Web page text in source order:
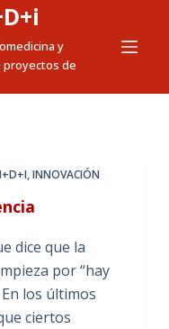
y
proyectos de
I+D+I,INNOVACIÓN
dice que la
por “hay
los últimos
ciertos